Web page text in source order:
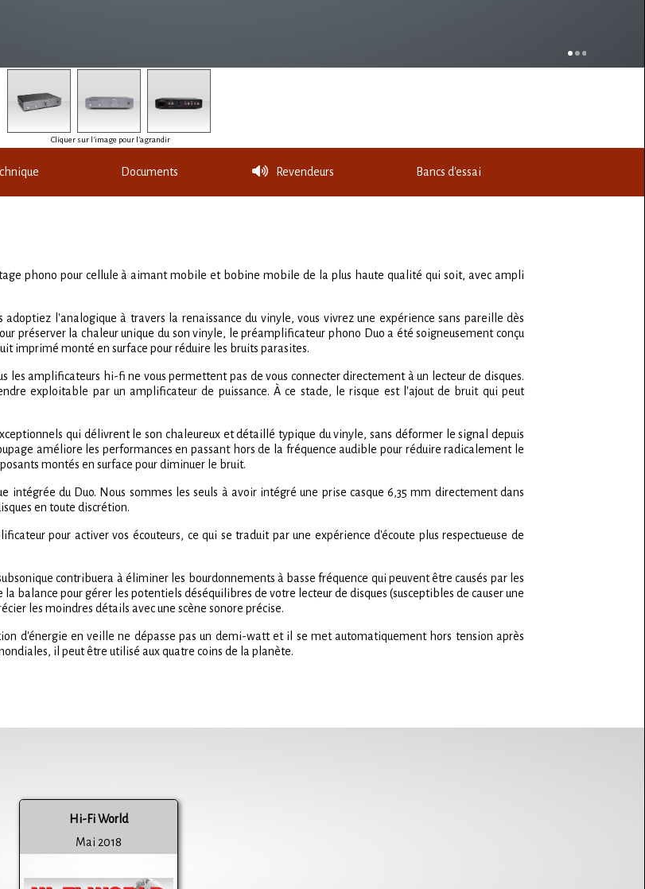
Cliquer sur l'image pour l'agrandir
Documents Revendeurs Bancs d'essai
phono pour cellule à aimant mobile et bobine mobile de la plus haute qualité qui soit, avec ampli
adoptiez l'analogique à travers la renaissance du vinyle, vous vivrez une expérience sans pareille dès
préserver la chaleur unique du son vinyle, le préamplificateur phono Duo a été soigneusement conçu
imprimé monté en surface pour réduire les bruits parasites.
les amplificateurs hi-fi ne vous permettent pas de vous connecter directement à un lecteur de disques.
exploitable par un amplificateur de puissance. À ce stade, le risque est l'ajout de bruit qui peut
qui délivrent le son chaleureux et détaillé typique du vinyle, sans déformer le signal depuis
améliore les performances en passant hors de la fréquence audible pour réduire radicalement le
montés en surface pour diminuer le bruit.
intégrée du Duo. Nous sommes les seuls à avoir intégré une prise casque 6,35 mm directement dans
en toute discrétion.
pour activer vos écouteurs, ce qui se traduit par une expérience d'écoute plus respectueuse de
contribuera à éliminer les bourdonnements à basse fréquence qui peuvent être causés par les
balance pour gérer les potentiels déséquilibres de votre lecteur de disques (susceptibles de causer une
les moindres détails avec une scène sonore précise.
d'énergie en veille ne dépasse pas un demi-watt et il se met automatiquement hors tension après
il peut être utilisé aux quatre coins de la planète.
Hi-Fi World
Mai 2018